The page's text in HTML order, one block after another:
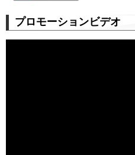
プロモーションビデオ